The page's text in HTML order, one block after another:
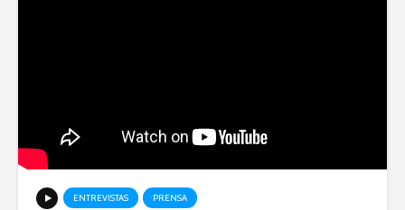
ENTREVISTAS PRENSA